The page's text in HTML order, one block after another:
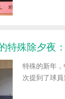
特殊除夕夜
特殊的新年
次提到了球